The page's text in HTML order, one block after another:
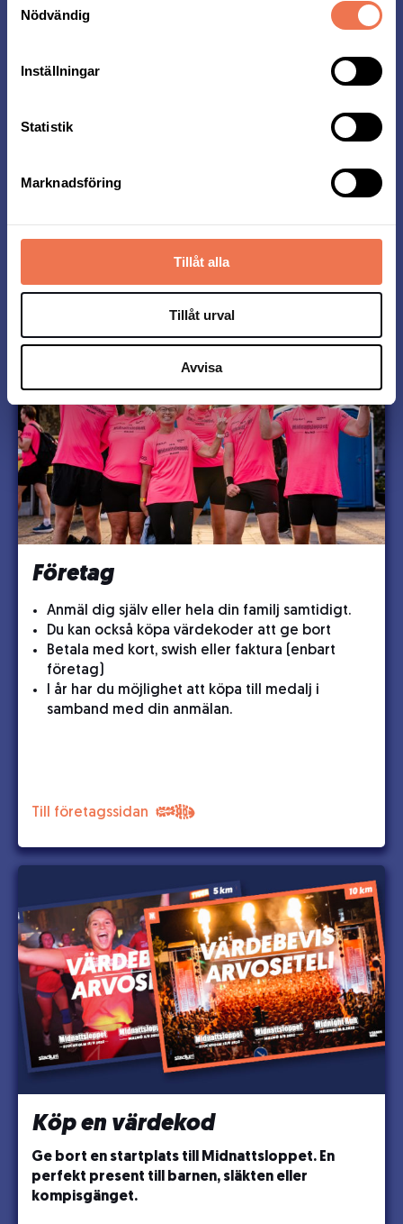
Nödvändig
Inställningar
Statistik
Marknadsföring
Tillåt alla
Tillåt urval
Avvisa
Här ser du vad det kostar vad att anmäla sig till
54 Euro
Företag
Anmäl dig själv eller hela din familj samtidigt.
Du kan också köpa värdekoder att ge bort
Betala med kort, swish eller faktura (enbart
företag)
I år har du möjlighet att köpa till medalj i
samband med din anmälan.
Till företagssidan
Köp en värdekod
Ge bort en startplats till Midnattsloppet. En
perfekt present till barnen, släkten eller
kompisgänget.